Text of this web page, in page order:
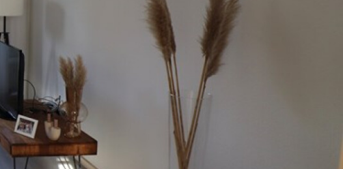
een Appartement in Maastricht?